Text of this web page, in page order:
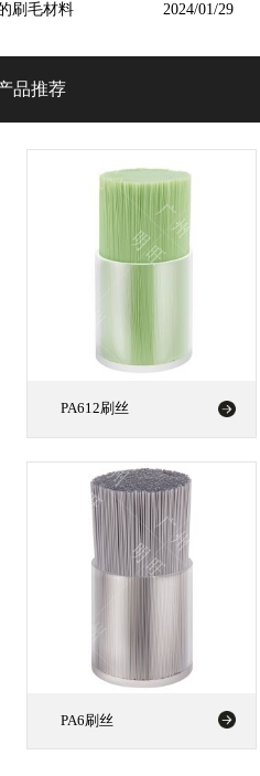
刷毛材料 2024/01/29
品推荐
PA612刷丝
PA6刷丝